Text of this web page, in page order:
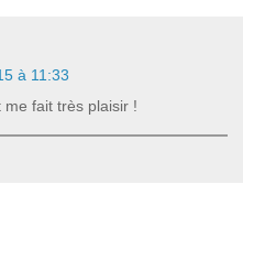
à 11:33
fait très plaisir !